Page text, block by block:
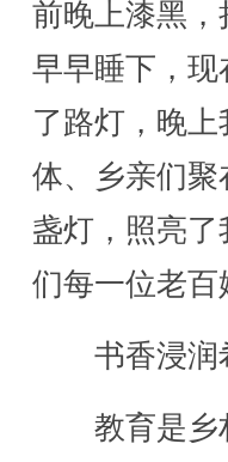
前晚上漆黑
早早睡下，
了路灯，晚
体、乡亲们
盏灯，照亮
们每一位老百
书香浸润
教育是乡